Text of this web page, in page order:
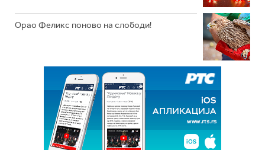
Орао Феликс поново на слободи!